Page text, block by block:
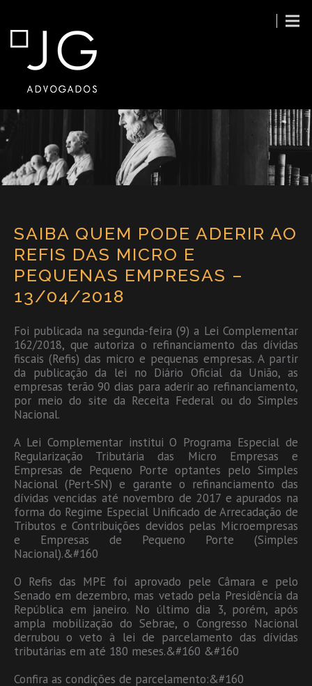
SAIBA QUEM PODE ADERIR AO
REFIS DAS MICRO E
PEQUENAS EMPRESAS –
13/04/2018
Foi publicada na segunda-feira (9) a Lei Complementar
162/2018, que autoriza o refinanciamento das dívidas
fiscais (Refis) das micro e pequenas empresas. A partir
da publicação da lei no Diário Oficial da União, as
empresas terão 90 dias para aderir ao refinanciamento,
por meio do site da Receita Federal ou do Simples
Nacional.
A Lei Complementar institui O Programa Especial de
Regularização Tributária das Micro Empresas e
Empresas de Pequeno Porte optantes pelo Simples
Nacional (Pert-SN) e garante o refinanciamento das
dívidas vencidas até novembro de 2017 e apurados na
forma do Regime Especial Unificado de Arrecadação de
Tributos e Contribuições devidos pelas Microempresas
e Empresas de Pequeno Porte (Simples
Nacional).&#160
O Refis das MPE foi aprovado pele Câmara e pelo
Senado em dezembro, mas vetado pela Presidência da
República em janeiro. No último dia 3, porém, após
ampla mobilização do Sebrae, o Congresso Nacional
derrubou o veto à lei de parcelamento das dívidas
tributárias em até 180 meses.&#160 &#160
Confira as condições de parcelamento:&#160